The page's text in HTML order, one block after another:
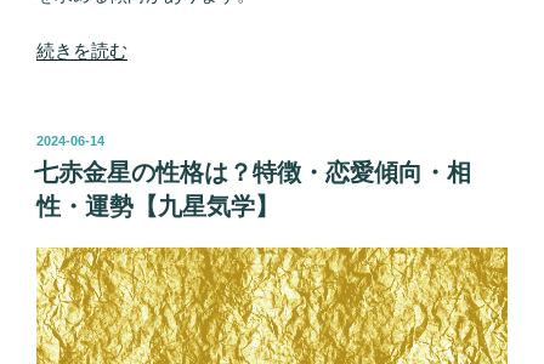
“九
学
の
【震
宮
傾
斜】
と
は？
続きを読む
投
稿
日:
2024-06-14
七赤金星の性格は？特徴・恋愛傾向・相
性・運勢【九星気学】